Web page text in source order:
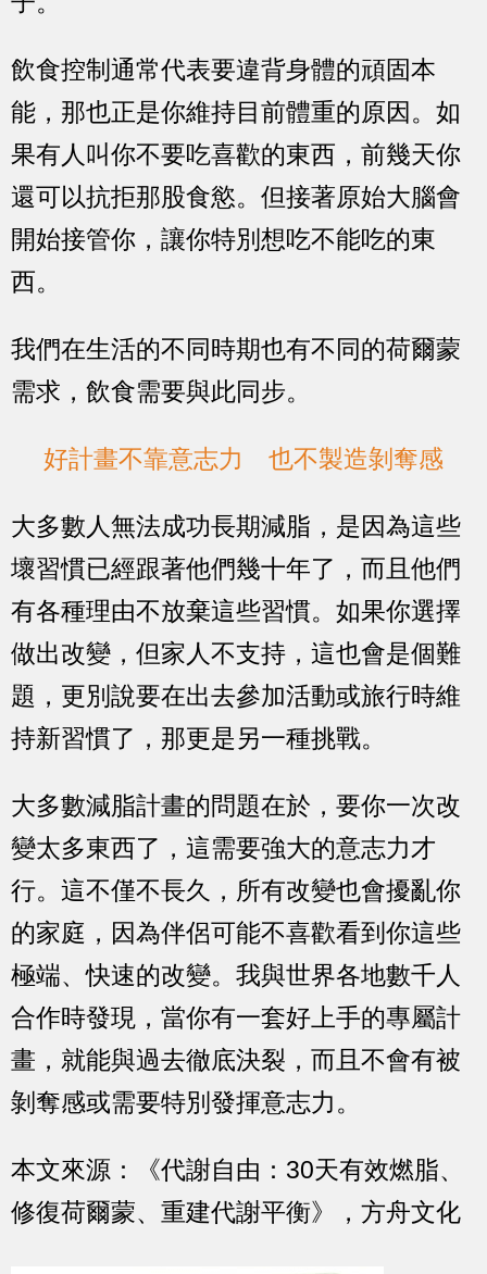
飲食控制通常代表要違背身體的頑固本
能，那也正是你維持目前體重的原因。如
果有人叫你不要吃喜歡的東西，前幾天你
還可以抗拒那股食慾。但接著原始大腦會
開始接管你，讓你特別想吃不能吃的東
西。
我們在生活的不同時期也有不同的荷爾蒙
需求，飲食需要與此同步。
好計畫不靠意志力 也不製造剝奪感
大多數人無法成功長期減脂，是因為這些
壞習慣已經跟著他們幾十年了，而且他們
有各種理由不放棄這些習慣。如果你選擇
做出改變，但家人不支持，這也會是個難
題，更別說要在出去參加活動或旅行時維
持新習慣了，那更是另一種挑戰。
大多數減脂計畫的問題在於，要你一次改
變太多東西了，這需要強大的意志力才
行。這不僅不長久，所有改變也會擾亂你
的家庭，因為伴侶可能不喜歡看到你這些
極端、快速的改變。我與世界各地數千人
合作時發現，當你有一套好上手的專屬計
畫，就能與過去徹底決裂，而且不會有被
剝奪感或需要特別發揮意志力。
本文來源：《代謝自由：30天有效燃脂、
修復荷爾蒙、重建代謝平衡》，方舟文化